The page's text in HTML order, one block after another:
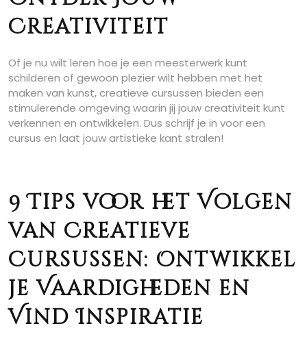
Creativiteit
Of je nu wilt leren hoe je een meesterwerk kunt
schilderen of gewoon plezier wilt hebben met het
maken van kunst, creatieve cursussen bieden een
stimulerende omgeving waarin jij jouw creativiteit kunt
verkennen en ontwikkelen. Dus schrijf je in voor een
cursus en laat jouw artistieke kant stralen!
9 Tips voor het Volgen
van Creatieve
Cursussen: Ontwikkel
je Vaardigheden en
Vind Inspiratie